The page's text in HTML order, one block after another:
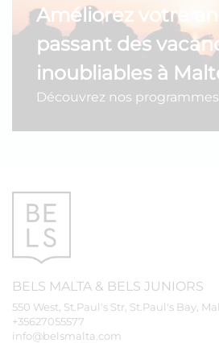
Améliorez votre
passant des
inoubliables à
Découvrez nos
BELS MALTA & BELS JUNIORS
550 West, St.Paul's Str, St.Paul's Bay,
+35627055577
info@belsmalta.com